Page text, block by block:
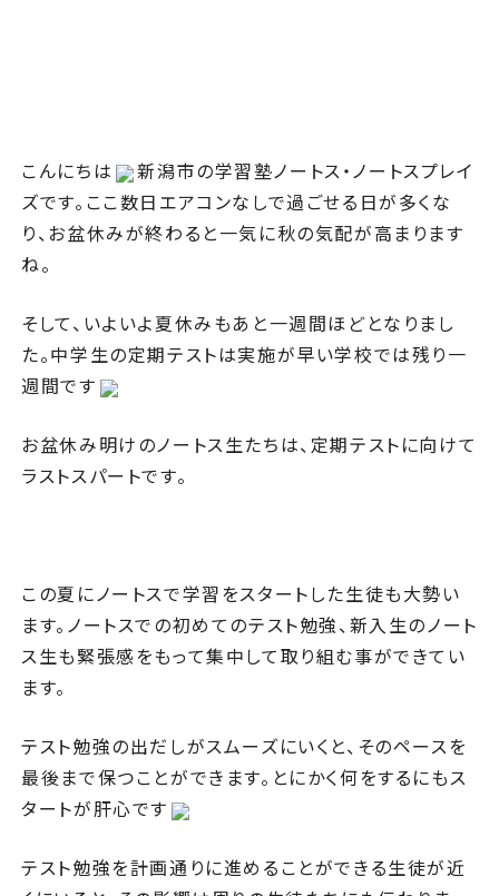
こんにちは
新潟市の学習塾ノートス・ノートスプレイ
ズです。ここ数日エアコンなしで過ごせる日が多くな
り、お盆休みが終わると一気に秋の気配が高まります
ね。
そして、いよいよ夏休みもあと一週間ほどとなりまし
た。中学生の定期テストは実施が早い学校では残り一
週間です
お盆休み明けのノートス生たちは、定期テストに向けて
ラストスパートです。
この夏にノートスで学習をスタートした生徒も大勢い
ます。ノートスでの初めてのテスト勉強、新入生のノート
ス生も緊張感をもって集中して取り組む事ができてい
ます。
テスト勉強の出だしがスムーズにいくと、そのペースを
最後まで保つことができます。とにかく何をするにもス
タートが肝心です
テスト勉強を計画通りに進めることができる生徒が近